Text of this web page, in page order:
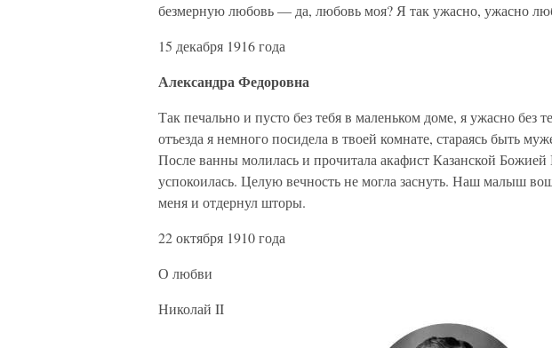
безмерную любовь — да, любовь моя? Я так ужасно, ужасно
15 декабря 1916 года
Александра Федоровна
Так печально и пусто без тебя в маленьком доме, я ужасно без
отъезда я немного посидела в твоей комнате, стараясь быть
После ванны молилась и прочитала акафист Казанской
успокоилась. Целую вечность не могла заснуть. Наш малыш
меня и отдернул шторы.
22 октября 1910 года
О любви
Николай II